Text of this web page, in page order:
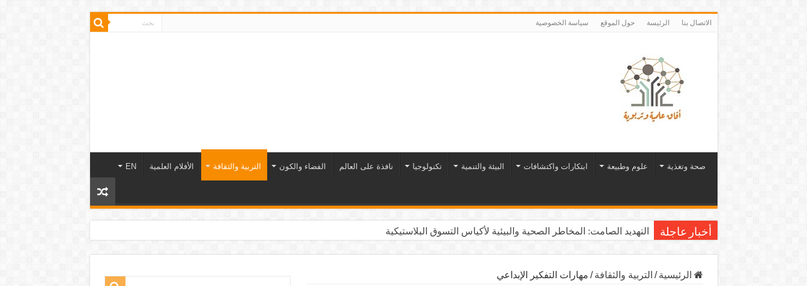
الاتصال بنا الرئيسة حول الموقع سياسة الخصوصية
صحة وتغذية علوم وطبيعة ابتكارات واكتشافات البيئة والتنمية تكنولوجيا نافذة على العالم الفضاء والكون التربية والثقافة الأفلام العلمية EN
أخبار عاجلة التهديد الصامت: المخاطر الصحية والبيئية لأكياس التسوق البلاستيكية
الرئيسية / التربية والثقافة / مهارات التفكير الإبداعي